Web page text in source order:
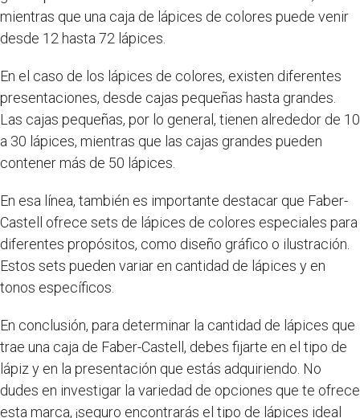
mientras que una caja de lápices de colores puede venir
desde 12 hasta 72 lápices.
En el caso de los lápices de colores, existen diferentes
presentaciones, desde cajas pequeñas hasta grandes.
Las cajas pequeñas, por lo general, tienen alrededor de 10
a 30 lápices, mientras que las cajas grandes pueden
contener más de 50 lápices.
En esa línea, también es importante destacar que Faber-
Castell ofrece sets de lápices de colores especiales para
diferentes propósitos, como diseño gráfico o ilustración.
Estos sets pueden variar en cantidad de lápices y en
tonos específicos.
En conclusión, para determinar la cantidad de lápices que
trae una caja de Faber-Castell, debes fijarte en el tipo de
lápiz y en la presentación que estás adquiriendo. No
dudes en investigar la variedad de opciones que te ofrece
esta marca, ¡seguro encontrarás el tipo de lápices ideal